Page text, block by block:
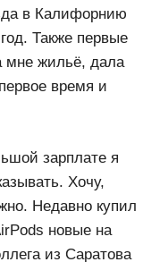
в Калифорнию
Также первые
мне жильё, дала
время и
зарплате я
Хочу,
Недавно купил
новые на
из Саратова